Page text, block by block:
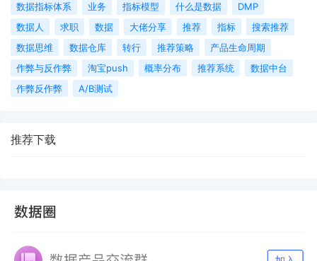
数据指标体系
业务 指标模型 什么是数据
DMP
数据人
求职 数据 大佬分享 推荐 指标
搜索推荐
数据思维
数据仓库 转行 推荐策略
产品生命周期
作弊与反作弊
淘宝push 概率分布 推荐系统
数据中台
作弊反作弊
A/B测试
推荐下载